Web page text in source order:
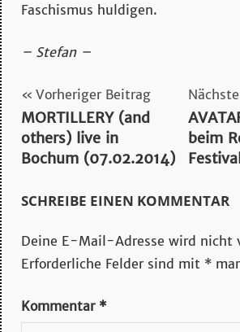
Faschismus huldigen.
– Stefan –
laibach
Beitragsnavigation
Vorheriger Beitrag
MORTILLERY (and
others) live in
Bochum (07.02.2014)
beim
SCHREIBE EINEN KOMMENTAR
Deine E-Mail-Adresse wird nicht
Erforderliche Felder sind mit *
Kommentar *